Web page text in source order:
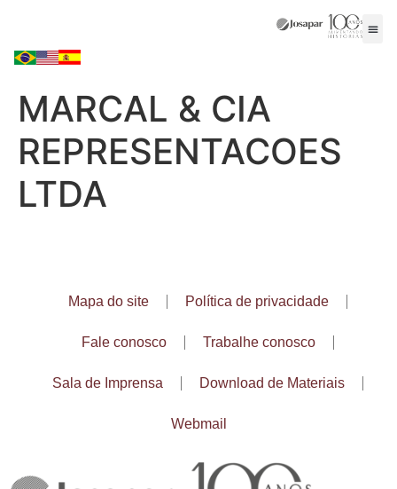
MARCAL & CIA
REPRESENTACOES
LTDA
Mapa do site Política de privacidade
Fale conosco Trabalhe conosco
Sala de Imprensa Download de Materiais
Webmail